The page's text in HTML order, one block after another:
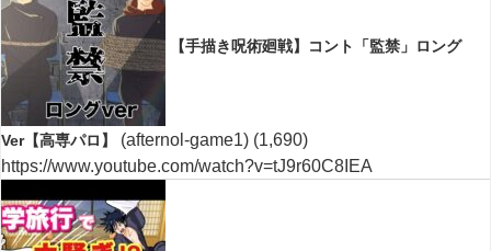
【手描き呪術廻戦】コント「監禁」ロング
Ver【高専パロ】 (afternol-game1) (1,690)
https://www.youtube.com/watch?v=tJ9r60C8IEA